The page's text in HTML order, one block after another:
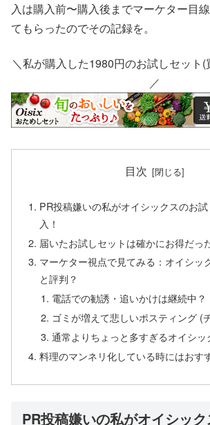
入は購入前〜購入後までマーケター目
てもらったのでその記録を。
＼私が購入した1980円のお試しセット(
／
目次
PR投稿嫌いの私がオイシックスのお
入！
届いたお試しセットは確かにお得だっ
マーケター視点で見てみる：オイシッ
と評判？
電話での勧誘・追いかけは継続中？
ゴミが増えて悲しいポスティング (
通常よりちょっと多すぎるオイシッ
料理のマンネリ化している時にはお
PR投稿嫌いの私がオイシッ